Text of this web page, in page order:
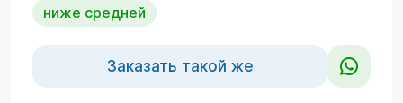
ниже средней
Заказать такой же